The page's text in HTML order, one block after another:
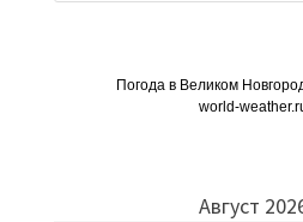
Погода в Великом
world-
Август